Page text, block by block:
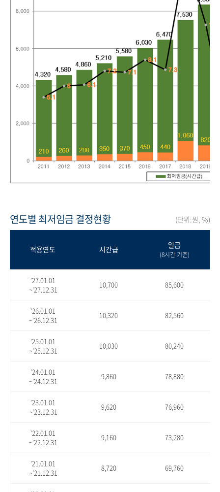
연도별 최저임금 결정현황 (단위:원, %)
적용연도 시간급 일급
(8시간 기준)
'27.01.01
~'27.12.31
10,700 85,600
'26.01.01
~'26.12.31
10,320 82,560
'25.01.01
~'25.12.31
10,030 80,240
'24.01.01
~'24.12.31
9,860 78,880
'23.01.01
~'23.12.31
9,620 76,960
'22.01.01
~'22.12.31
9,160 73,280
'21.01.01
~'21.12.31
8,720 69,760